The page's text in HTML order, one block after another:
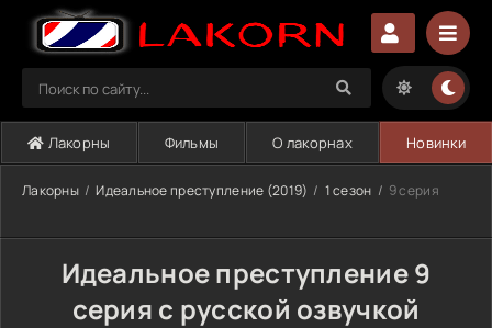
Лакорны Фильмы О лакорнах Новинки
Лакорны Идеальное преступление (2019) 1 сезон 9 серия
Идеальное преступление 9
серия с русской озвучкой